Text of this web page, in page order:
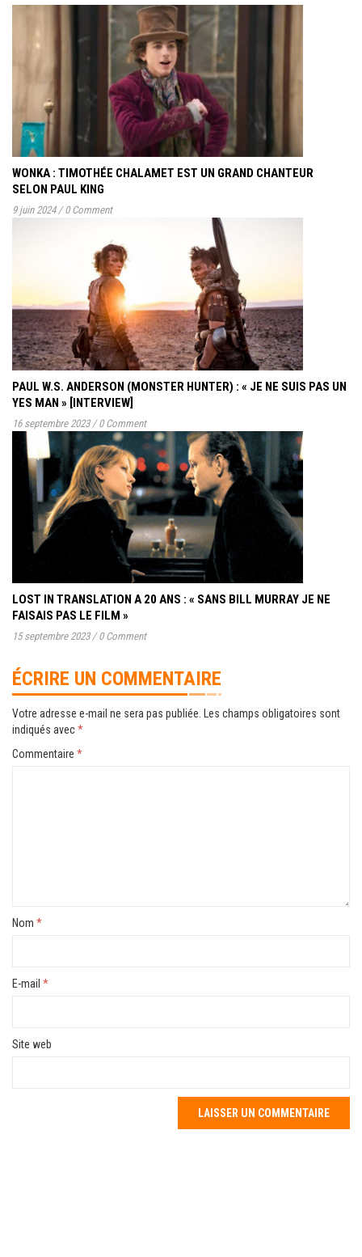
WONKA : TIMOTHÉE CHALAMET EST UN GRAND CHANTEUR
SELON PAUL KING
9 juin 2024 / 0 Comment
PAUL W.S. ANDERSON (MONSTER HUNTER) : « JE NE SUIS PAS UN
YES MAN » [INTERVIEW]
16 septembre 2023 / 0 Comment
LOST IN TRANSLATION A 20 ANS : « SANS BILL MURRAY JE NE
FAISAIS PAS LE FILM »
15 septembre 2023 / 0 Comment
ÉCRIRE UN COMMENTAIRE
Votre adresse e-mail ne sera pas publiée.
Les champs obligatoires sont
indiqués avec*
Commentaire *
Nom *
E-mail *
Site web